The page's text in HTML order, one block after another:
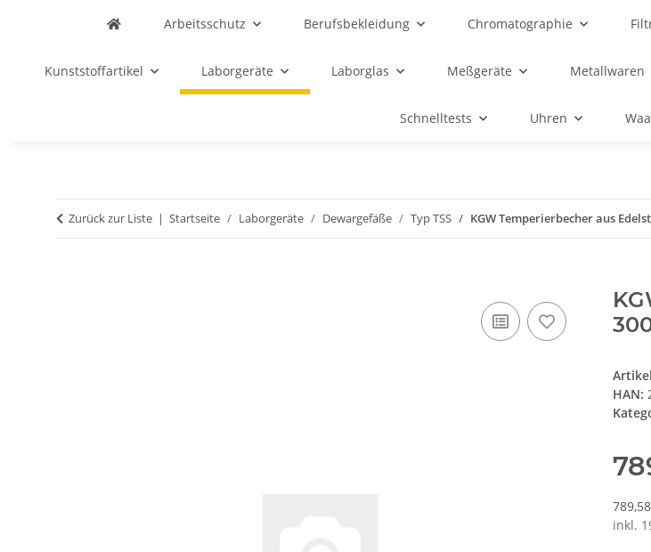
Arbeitsschutz Berufsbekleidung Chromatographie
Kunststoffartikel Laborgeräte Laborglas Meßgeräte Metallwaren
Schnelltests Uhren
Zurück zur Liste Startseite Laborgeräte Dewargefäße Typ TSS KGW Temperierbecher aus
HAN:
inkl.